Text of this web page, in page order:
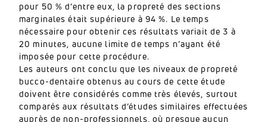
pour 50 % d’entre eux, la propreté des sections
marginales était supérieure à 94 %. Le temps
nécessaire pour obtenir ces résultats variait de 3 à
20 minutes, aucune limite de temps n’ayant été
imposée pour cette procédure.
Les auteurs ont conclu que les niveaux de propreté
bucco-dentaire obtenus au cours de cette étude
doivent être considérés comme très élevés, surtout
comparés aux résultats d’études similaires effectuées
auprès de non-professionnels, où presque aucun